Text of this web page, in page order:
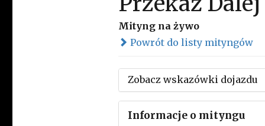
Mityng na żywo
Powrót do listy mityngów
Zobacz wskazówki dojazdu
Informacje o mityngu